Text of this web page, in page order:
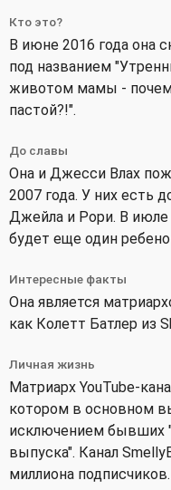
Кто это?
В июне 2016 года она
под названием
животом мамы -
пастой?!".
До славы
Она и Джесси Влах
2007 года. У них есть
Джейла и Рори. В июле
будет еще один
Интересные факты
Она является
как Колетт Батлер из
Личная жизнь
Матриарх YouTube-
котором в основном
исключением бывших
выпуска". Канал
миллиона подписчиков.